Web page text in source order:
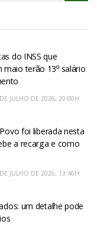
do INSS que
terão 13º salário
JULHO DE 2026, 20:00H
foi liberada nesta
a recarga e como
JULHO DE 2026, 13:46H
um detalhe pode